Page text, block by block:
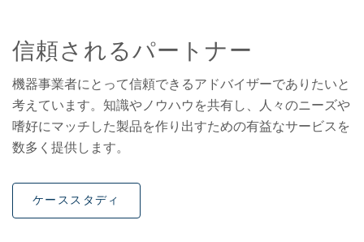
信頼されるパートナー
機器事業者にとって信頼できるアドバイザーでありたいと
考えています。知識やノウハウを共有し、人々のニーズや
嗜好にマッチした製品を作り出すための有益なサービスを
数多く提供します。
ケーススタディ